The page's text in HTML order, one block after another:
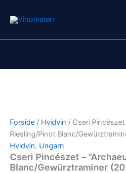
Forside / Hvidvin / Cseri Pincészet
Riesling/Pinot Blanc/
Hvidvin, Ungarn
Cseri Pincészet –
Blanc/Gewürztraminer
Pincészet
-